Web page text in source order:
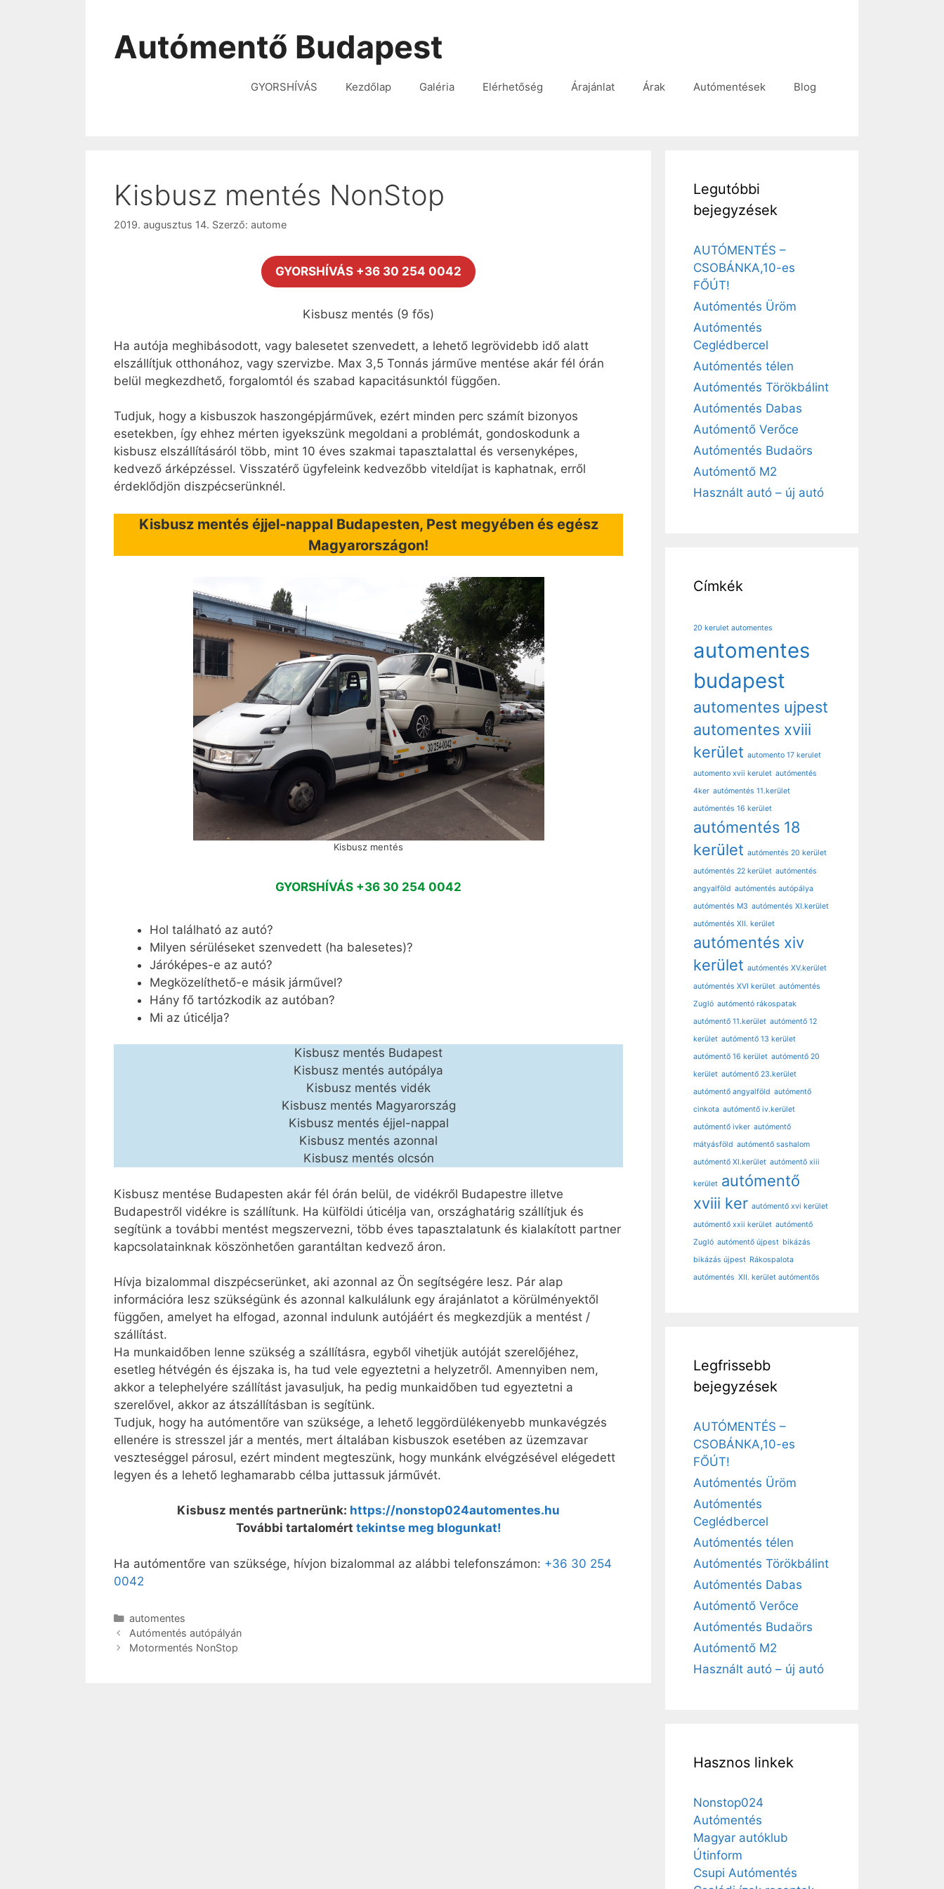
Autómentő Budapest
GYORSHÍVÁS Kezdőlap Galéria Elérhetőség Árajánlat Árak Autómentések Blog
Kisbusz mentés NonStop
2019. augusztus 14. Szerző: autome
GYORSHÍVÁS +36 30 254 0042
Kisbusz mentés (9 fős)
Ha autója meghibásodott, vagy balesetet szenvedett, a lehető legrövidebb idő alatt
elszállítjuk otthonához, vagy szervizbe. Max 3,5 Tonnás járműve mentése akár fél órán
belül megkezdhető, forgalomtól és szabad kapacitásunktól függően.
Tudjuk, hogy a kisbuszok haszongépjárművek, ezért minden perc számít bizonyos
esetekben, így ehhez mérten igyekszünk megoldani a problémát, gondoskodunk a
kisbusz elszállításáról több, mint 10 éves szakmai tapasztalattal és versenyképes,
kedvező árképzéssel. Visszatérő ügyfeleink kedvezőbb viteldíjat is kaphatnak, erről
érdeklődjön diszpécserünknél.
Kisbusz mentés éjjel-nappal Budapesten, Pest megyében és egész
Magyarországon!
Kisbusz mentés
GYORSHÍVÁS +36 30 254 0042
Hol található az autó?
Milyen sérüléseket szenvedett (ha balesetes)?
Járóképes-e az autó?
Megközelíthető-e másik járművel?
Hány fő tartózkodik az autóban?
Mi az úticélja?
Kisbusz mentés Budapest
Kisbusz mentés autópálya
Kisbusz mentés vidék
Kisbusz mentés Magyarország
Kisbusz mentés éjjel-nappal
Kisbusz mentés azonnal
Kisbusz mentés olcsón
Kisbusz mentése Budapesten akár fél órán belül, de vidékről Budapestre illetve
Budapestről vidékre is szállítunk. Ha külföldi úticélja van, országhatárig szállítjuk és
segítünk a további mentést megszervezni, több éves tapasztalatunk és kialakított partner
kapcsolatainknak köszönhetően garantáltan kedvező áron.
Hívja bizalommal diszpécserünket, aki azonnal az Ön segítségére lesz. Pár alap
információra lesz szükségünk és azonnal kalkulálunk egy árajánlatot a körülményektől
függően, amelyet ha elfogad, azonnal indulunk autójáért és megkezdjük a mentést /
szállítást.
Ha munkaidőben lenne szükség a szállításra, egyből vihetjük autóját szerelőjéhez,
esetleg hétvégén és éjszaka is, ha tud vele egyeztetni a helyzetről. Amennyiben nem,
akkor a telephelyére szállítást javasuljuk, ha pedig munkaidőben tud egyeztetni a
szerelővel, akkor az átszállításban is segítünk.
Tudjuk, hogy ha autómentőre van szüksége, a lehető leggördülékenyebb munkavégzés
ellenére is stresszel jár a mentés, mert általában kisbuszok esetében az üzemzavar
veszteséggel párosul, ezért mindent megteszünk, hogy munkánk elvégzésével elégedett
legyen és a lehető leghamarabb célba juttassuk járművét.
Kisbusz mentés partnerünk: https://nonstop024automentes.hu
További tartalomért tekintse meg blogunkat!
Ha autómentőre van szüksége, hívjon bizalommal az alábbi telefonszámon: +36 30 254
0042
automentes
Autómentés autópályán
Motormentés NonStop
Legutóbbi
bejegyzések
AUTÓMENTÉS –
CSOBÁNKA,10-es
FŐÚT!
Autómentés Üröm
Autómentés
Ceglédbercel
Autómentés télen
Autómentés Törökbálint
Autómentés Dabas
Autómentő Verőce
Autómentés Budaörs
Autómentő M2
Használt autó – új autó
Címkék
20 kerulet automentes
automentes
budapest
automentes ujpest
automentes xviii
kerület automento 17 kerulet
automento xvii kerulet autómentés
4ker autómentés 11.kerület
autómentés 16 kerület
autómentés 18
kerület autómentés 20 kerület
autómentés 22 kerület autómentés
angyalföld autómentés autópálya
autómentés M3 autómentés XI.kerület
autómentés XII. kerület
autómentés xiv
kerület autómentés XV.kerület
autómentés XVI kerület autómentés
Zugló autómentó rákospatak
autómentő 11.kerület autómentő 12
kerület autómentő 13 kerület
autómentő 16 kerület autómentő 20
kerület autómentő 23.kerület
autómentő angyalföld autómentő
cinkota autómentő iv.kerület
autómentő ivker autómentő
mátyásföld autómentő sashalom
autómentő XI.kerület autómentő xiii
kerület autómentő
xviii ker autómentő xvi kerület
autómentő xxii kerület autómentő
Zugló autómentő újpest bikázás
bikázás újpest Rákospalota
autómentés XII. kerület autómentős
Legfrissebb
bejegyzések
AUTÓMENTÉS –
CSOBÁNKA,10-es
FŐÚT!
Autómentés Üröm
Autómentés
Ceglédbercel
Autómentés télen
Autómentés Törökbálint
Autómentés Dabas
Autómentő Verőce
Autómentés Budaörs
Autómentő M2
Használt autó – új autó
Hasznos linkek
Nonstop024
Autómentés
Magyar autóklub
Útinform
Csupi Autómentés